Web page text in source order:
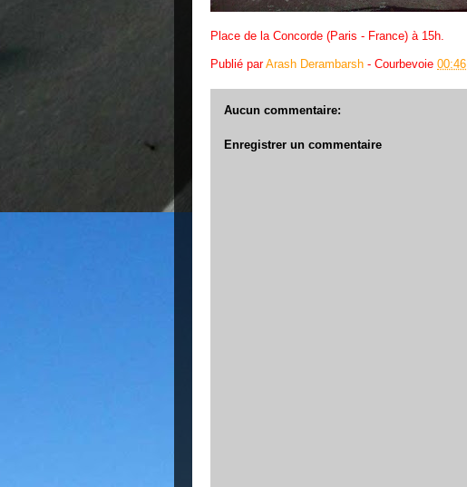
Place de la Concorde (Paris - France) à 15h.
Publié parArash Derambarsh - Courbevoie 00:46
Aucun commentaire:
Enregistrer un commentaire